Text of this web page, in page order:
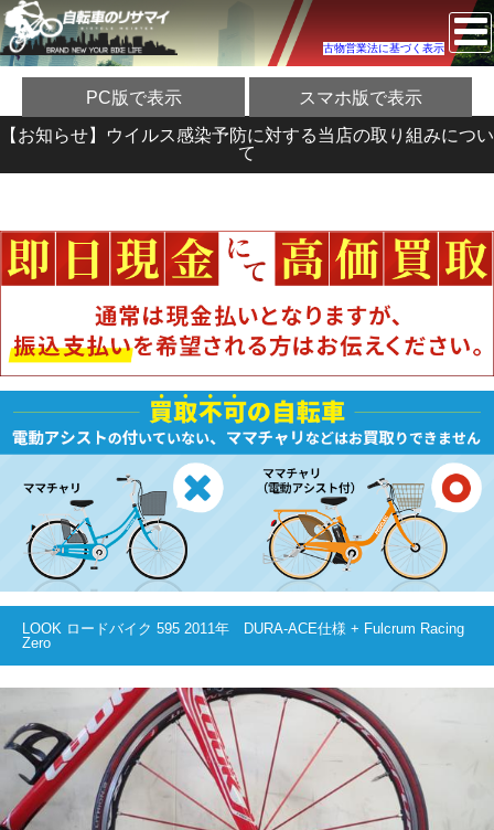
古物営業法に基づく表示
PC版で表示 スマホ版で表示
【お知らせ】ウイルス感染予防に対する当店の取り組みについ
て
LOOK ロードバイク 595 2011年 DURA-ACE仕様 + Fulcrum Racing
Zero